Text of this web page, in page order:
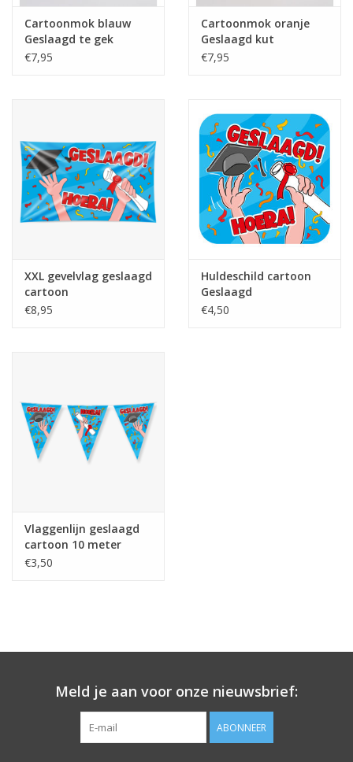
Cartoonmok blauw
Geslaagd te gek
€7,95
Cartoonmok oranje
Geslaagd kut
€7,95
XXL gevelvlag geslaagd
cartoon
€8,95
Huldeschild cartoon
Geslaagd
€4,50
Vlaggenlijn geslaagd
cartoon 10 meter
€3,50
Meld je aan voor onze nieuwsbrief:
ABONNEER